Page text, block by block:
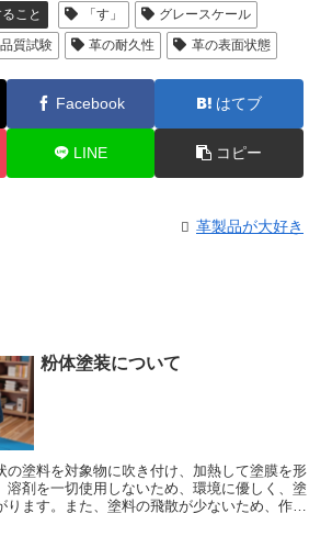
こと 「す」
グレースケール
質試験 革の耐久性 革の表面状態
Facebook はてブ
LINE コピー
革製品が大好き
粉体塗装について
の塗料を対象物に吹き付け、加熱して塗膜を形
溶剤を一切使用しないため、環境に優しく、塗
ります。また、塗料の飛散が少ないため、作業